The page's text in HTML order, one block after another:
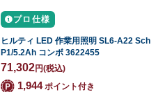
プロ仕様
ヒルティ LED 作業用照明 SL6-A22 Sch
P1/5.2Ah コンボ 3622455
71,302円(税込)
1,944ポイント付き